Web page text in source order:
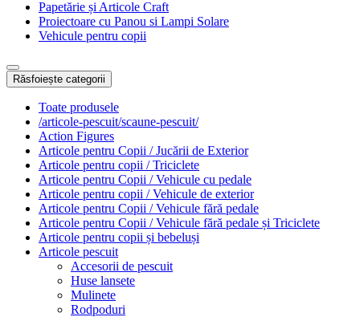
Papetărie și Articole Craft
Proiectoare cu Panou si Lampi Solare
Vehicule pentru copii
Răsfoiește categorii
Toate produsele
/articole-pescuit/scaune-pescuit/
Action Figures
Articole pentru Copii / Jucării de Exterior
Articole pentru copii / Triciclete
Articole pentru Copii / Vehicule cu pedale
Articole pentru copii / Vehicule de exterior
Articole pentru Copii / Vehicule fără pedale
Articole pentru Copii / Vehicule fără pedale și Triciclete
Articole pentru copii și bebeluși
Articole pescuit
Accesorii de pescuit
Huse lansete
Mulinete
Rodpoduri